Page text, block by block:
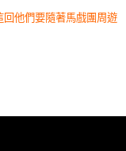
他們要隨著馬戲團周遊